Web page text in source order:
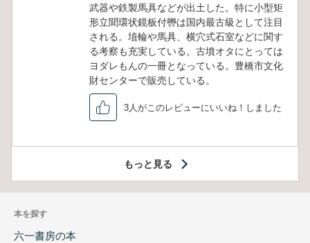
武器や鉄製馬具などが出土した。特に小型矩
形立聞環状鏡板付轡は国内最古級として注目
される。埴輪や馬具、横穴式石室などに関す
る考察も充実している。古墳オタにとっては
ヨダレもんの一冊となっている。豊橋市文化
財センターで販売している。
3人がこのレビューにいいね！しました
もっと見る
本を探す
六一書房の本